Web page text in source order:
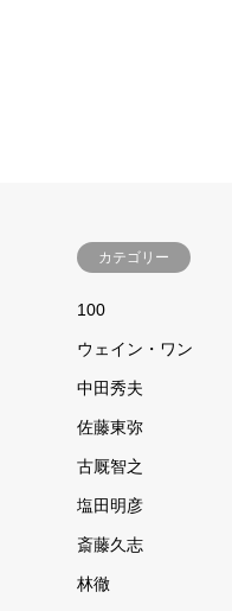
カテゴリー
100
ウェイン・ワン
中田秀夫
佐藤東弥
古厩智之
塩田明彦
斎藤久志
林徹